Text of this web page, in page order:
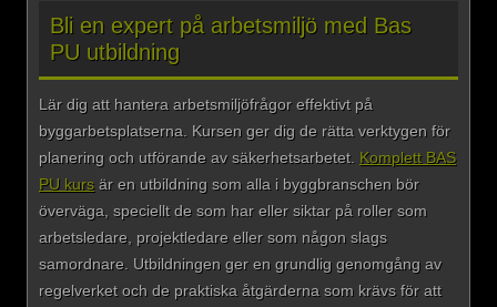
Bli en expert på arbetsmiljö med Bas
PU utbildning
Lär dig att hantera arbetsmiljöfrågor effektivt på
byggarbetsplatserna. Kursen ger dig de rätta verktygen för
planering och utförande av säkerhetsarbetet. Komplett BAS
PU kurs är en utbildning som alla i byggbranschen bör
överväga, speciellt de som har eller siktar på roller som
arbetsledare, projektledare eller som någon slags
samordnare. Utbildningen ger en grundlig genomgång av
regelverket och de praktiska åtgärderna som krävs för att